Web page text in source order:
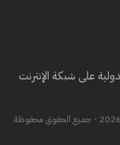
على شبكة الإنترنت